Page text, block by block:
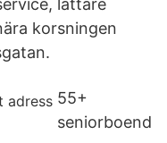
lättare
korsningen
55+
seniorboend